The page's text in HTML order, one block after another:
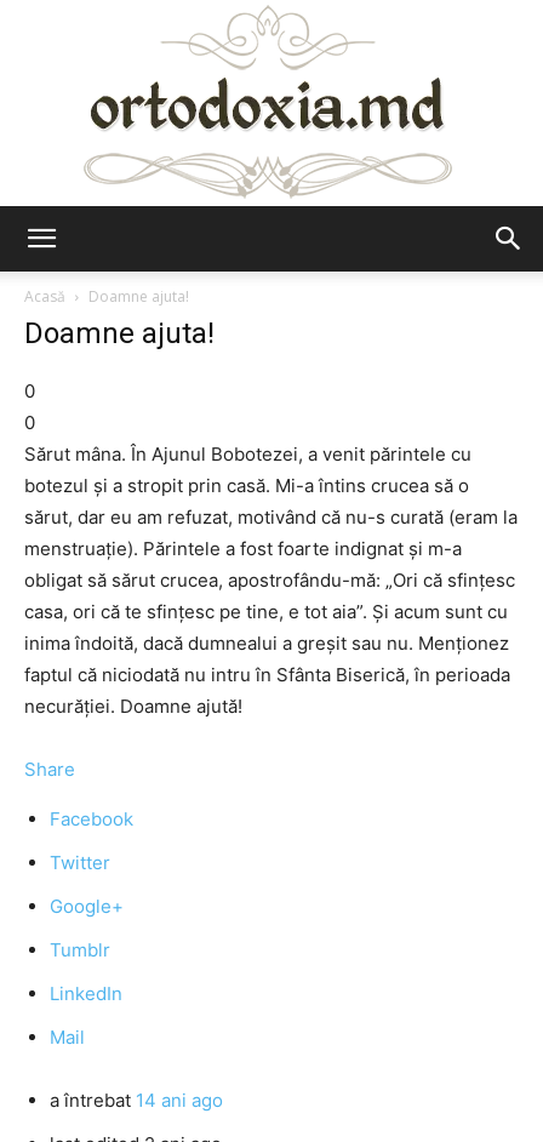
Acasă
Doamne ajuta!
Doamne ajuta!
0
0
Sărut mâna. În Ajunul Bobotezei, a venit părintele cu
botezul şi a stropit prin casă. Mi-a întins crucea să o
sărut, dar eu am refuzat, motivând că nu-s curată (eram la
menstruaţie). Părintele a fost foarte indignat şi m-a
obligat să sărut crucea, apostrofându-mă: „Ori că sfinţesc
casa, ori că te sfinţesc pe tine, e tot aia”. Şi acum sunt cu
inima îndoită, dacă dumnealui a greşit sau nu. Menţionez
faptul că niciodată nu intru în Sfânta Biserică, în perioada
necurăţiei. Doamne ajută!
Share
Facebook
Twitter
Google+
Tumblr
LinkedIn
Mail
a întrebat 14 ani ago